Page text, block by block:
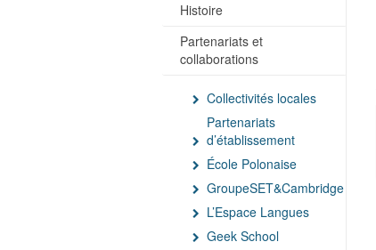
Histoire
Partenariats et
collaborations
Collectivités locales
Partenariats
d’établissement
École Polonaise
GroupeSET&Cambridge
L’Espace Langues
Geek School